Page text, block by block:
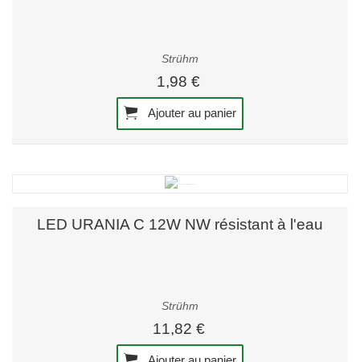
Strühm
1,98 €
Ajouter au panier
LED URANIA C 12W NW résistant à l'eau
Strühm
11,82 €